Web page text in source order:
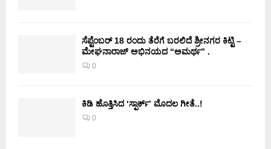
ಸೆಪ್ಟೆಂಬರ್ 18 ರಂದು ತೆರೆಗೆ ಬರಲಿದೆ ಶ್ರೀನಗರ ಕಿಟ್ಟಿ –
ಮೇಘನಾರಾಜ್ ಅಭಿನಯದ “ಅಮರ್ಥ” .
0
ಕಿಡಿ‌‌ ಹೊತ್ತಿಸಿದ ‘ಸ್ಪಾರ್ಕ್’ ಮೊದಲ‌ ಗೀತೆ..!
0